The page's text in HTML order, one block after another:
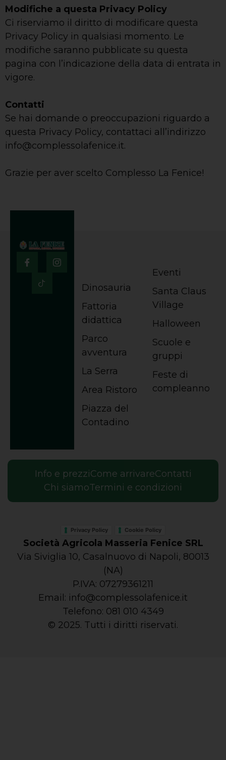
Modifiche a questa Privacy Policy
Ci riserviamo il diritto di modificare questa
Privacy Policy in qualsiasi momento. Le
modifiche saranno pubblicate su questa
pagina con l’indicazione della data di entrata in
vigore.
Contatti
Se hai domande o preoccupazioni riguardo a
questa Privacy Policy, contattaci all’indirizzo
info@complessolafenice.it.
Grazie per aver scelto Complesso La Fenice!
Dinosauria
Fattoria
didattica
Parco
avventura
La Serra
Area Ristoro
Piazza del
Contadino
Eventi
Santa Claus
Village
Halloween
Scuole e
gruppi
Feste di
compleanno
Info e prezziCome arrivareContatti
Chi siamoTermini e condizioni
Privacy Policy Cookie Policy
Società Agricola Masseria Fenice SRL
Via Siviglia 10, Casalnuovo di Napoli, 80013
(NA)
P.IVA: 07279361211
Email: info@complessolafenice.it
Telefono: 081 010 4349
© 2025. Tutti i diritti riservati.